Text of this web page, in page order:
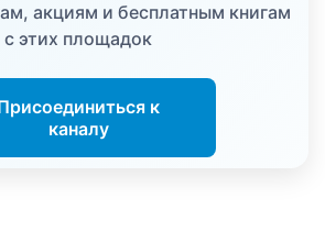
акциям и бесплатным книгам
с этих площадок
к
каналу